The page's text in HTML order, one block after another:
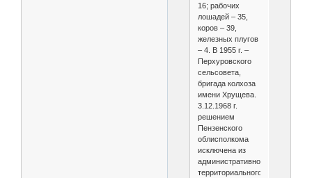
16; рабочих
лошадей – 35,
коров – 39,
железных плугов
– 4. В 1955 г. –
Перхуровского
сельсовета,
бригада колхоза
имени Хрущева.
3.12.1968 г.
решением
Пензенского
облисполкома
исключена из
административно-
территориального